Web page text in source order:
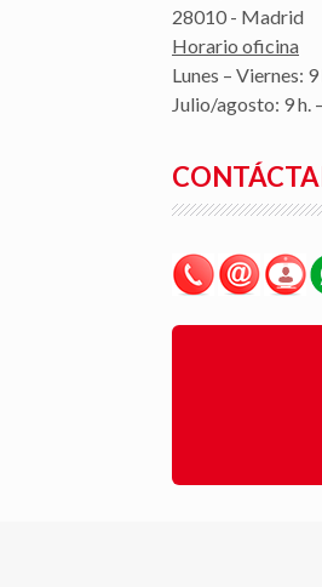
28010 - Madrid
Horario oficina
Lunes – Viernes: 9
Julio/agosto: 9 h.